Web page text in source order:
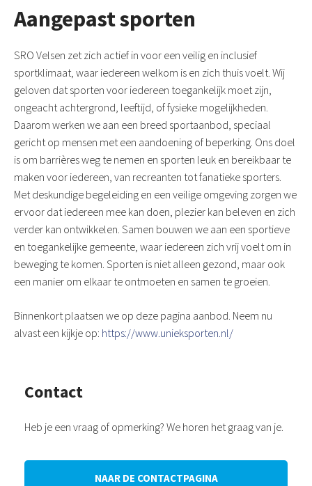
Aangepast sporten
SRO Velsen zet zich actief in voor een veilig en inclusief
sportklimaat, waar iedereen welkom is en zich thuis voelt. Wij
geloven dat sporten voor iedereen toegankelijk moet zijn,
ongeacht achtergrond, leeftijd, of fysieke mogelijkheden.
Daarom werken we aan een breed sportaanbod, speciaal
gericht op mensen met een aandoening of beperking. Ons doel
is om barrières weg te nemen en sporten leuk en bereikbaar te
maken voor iedereen, van recreanten tot fanatieke sporters.
Met deskundige begeleiding en een veilige omgeving zorgen we
ervoor dat iedereen mee kan doen, plezier kan beleven en zich
verder kan ontwikkelen. Samen bouwen we aan een sportieve
en toegankelijke gemeente, waar iedereen zich vrij voelt om in
beweging te komen. Sporten is niet alleen gezond, maar ook
een manier om elkaar te ontmoeten en samen te groeien.
Binnenkort plaatsen we op deze pagina aanbod. Neem nu
alvast een kijkje op: https://www.unieksporten.nl/
Contact
Heb je een vraag of opmerking? We horen het graag van je.
NAAR DE CONTACTPAGINA